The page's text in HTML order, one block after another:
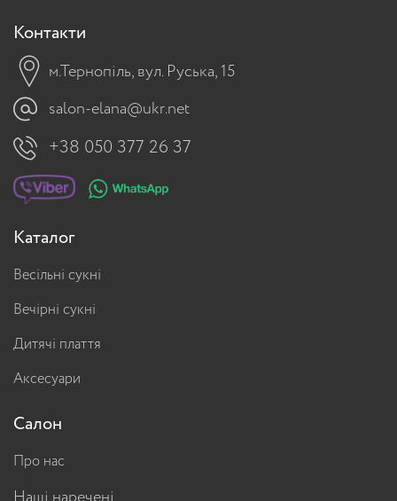
Контакти
м.Тернопіль, вул. Руська, 15
salon-elana@ukr.net
+38 050 377 26 37
Каталог
Весільні сукні
Вечірні сукні
Дитячі плаття
Аксесуари
Салон
Про нас